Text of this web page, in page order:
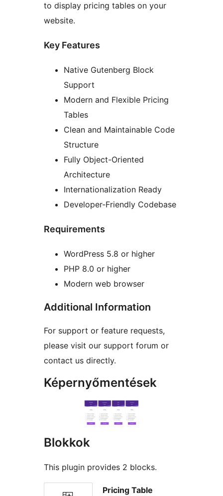
to display pricing tables on your
website.
Key Features
Native Gutenberg Block
Support
Modern and Flexible Pricing
Tables
Clean and Maintainable Code
Structure
Fully Object-Oriented
Architecture
Internationalization Ready
Developer-Friendly Codebase
Requirements
WordPress 5.8 or higher
PHP 8.0 or higher
Modern web browser
Additional Information
For support or feature requests,
please visit our support forum or
contact us directly.
Képernyőmentések
Blokkok
This plugin provides 2 blocks.
Pricing Table